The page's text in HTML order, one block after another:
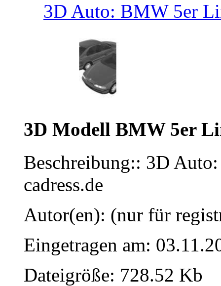
3D Auto: BMW 5er
3D Modell BMW 5er
Beschreibung:: 3D
cadress.de
Autor(en): (nur für
Eingetragen am:
Dateigröße: 728.52 Kb